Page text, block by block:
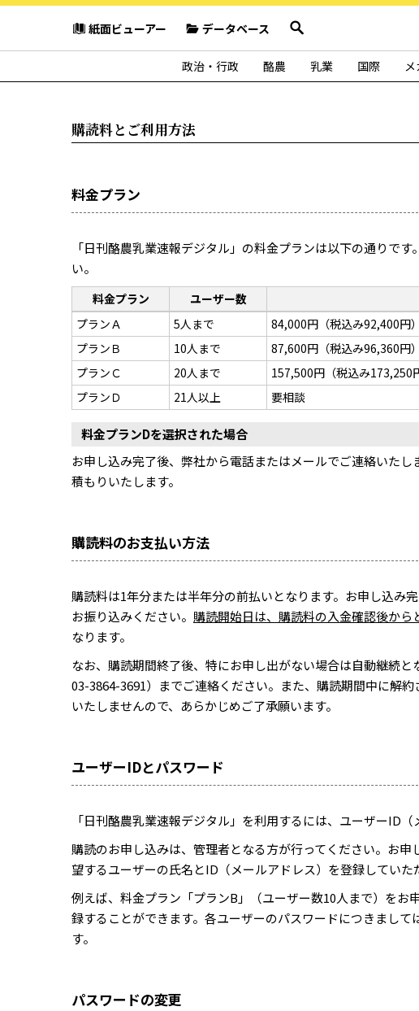
紙面ビューアー データベース
政治・行政 酪農 乳業 国際
購読料とご利用方法
料金プラン
「日刊酪農乳業速報デジタル」の料金プランは以下の通りで
い。
料金プラン ユーザー数
プランＡ
5人まで 84,000円（税込み92,400円）
プランＢ 10人まで 87,600円（税込み96,360円）
プランＣ 20人まで 157,500円（税込み173,250
プランＤ 21人以上 要相談
料金プランDを選択された場合
お申し込み完了後、弊社から電話またはメールでご連絡いた
積もりいたします。
購読料のお支払い方法
購読料は1年分または半年分の前払いとなります。お申し込み
お振り込みください。 購読開始日は、購読料の入金確認後から
なります。
なお、購読期間終了後、特にお申し出がない場合は自動継続
03-3864-3691）までご連絡ください。また、購読期間中に解
いたしませんので、あらかじめご了承願います。
ユーザーIDとパスワード
「日刊酪農乳業速報デジタル」を利用するには、ユーザーID
購読のお申し込みは、管理者となる方が行ってください。お
望するユーザーの氏名とID（メールアドレス）を登録していた
例えば、料金プラン「プランB」（ユーザー数10人まで）を
録することができます。各ユーザーのパスワードにつきまし
す。
パスワードの変更